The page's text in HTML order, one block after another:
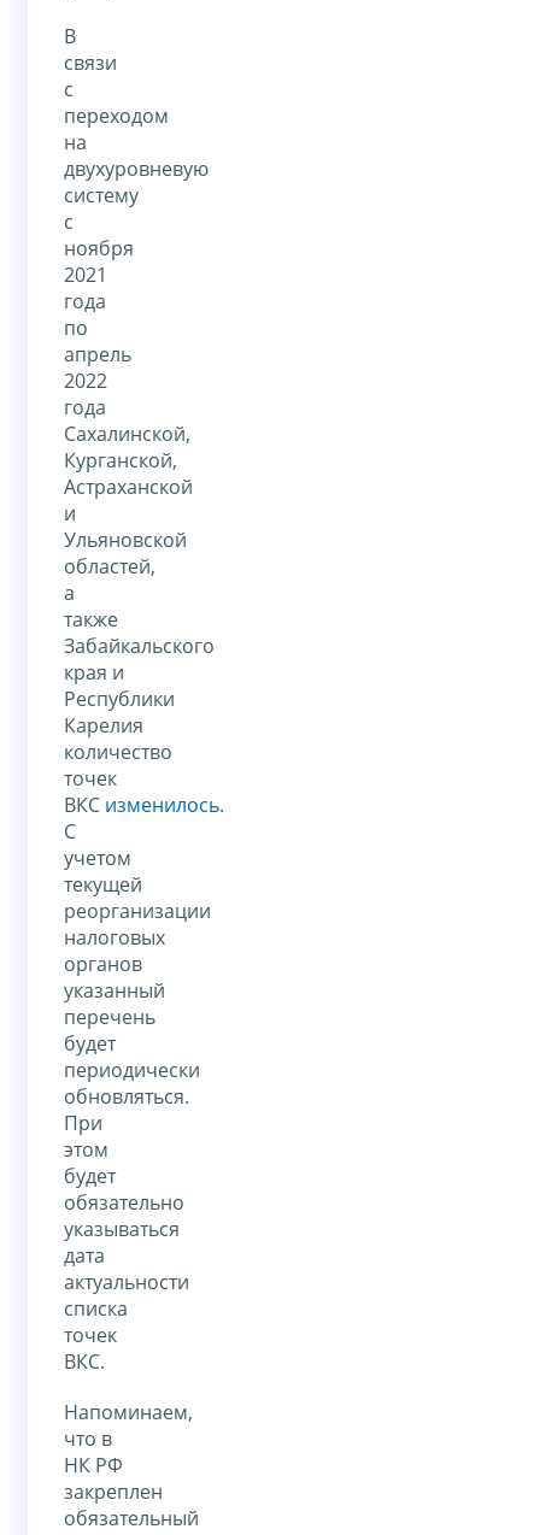
В
связи
с
переходом
на
двухуровневую
систему
с
ноября
2021
года
по
апрель
2022
года
Сахалинской,
Курганской,
Астраханской
и
Ульяновской
областей,
а
также
Забайкальского
края и
Республики
Карелия
количество
точек
ВКС изменилось.
С
учетом
текущей
реорганизации
налоговых
органов
указанный
перечень
будет
периодически
обновляться.
При
этом
будет
обязательно
указываться
дата
актуальности
списка
точек
ВКС.
Напоминаем,
что в
НК РФ
закреплен
обязательный